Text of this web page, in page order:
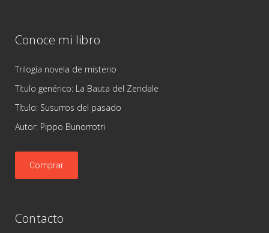
Conoce mi libro
Trilogía novela de misterio
Título genérico: La Bauta del Zendale
Título: Susurros del pasado
Autor: Pippo Bunorrotri
Comprar
Contacto